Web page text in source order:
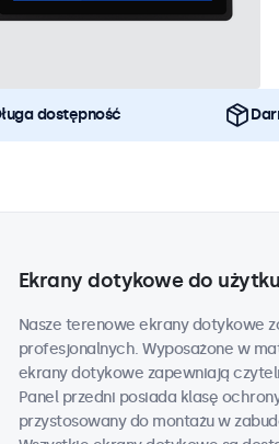
dostępność
Ekrany dotykowe do
Nasze terenowe ekrany dotykowe
profesjonalnych. Wyposażone w
ekrany dotykowe zapewniają
Panel przedni posiada klasę
przystosowany do montażu w